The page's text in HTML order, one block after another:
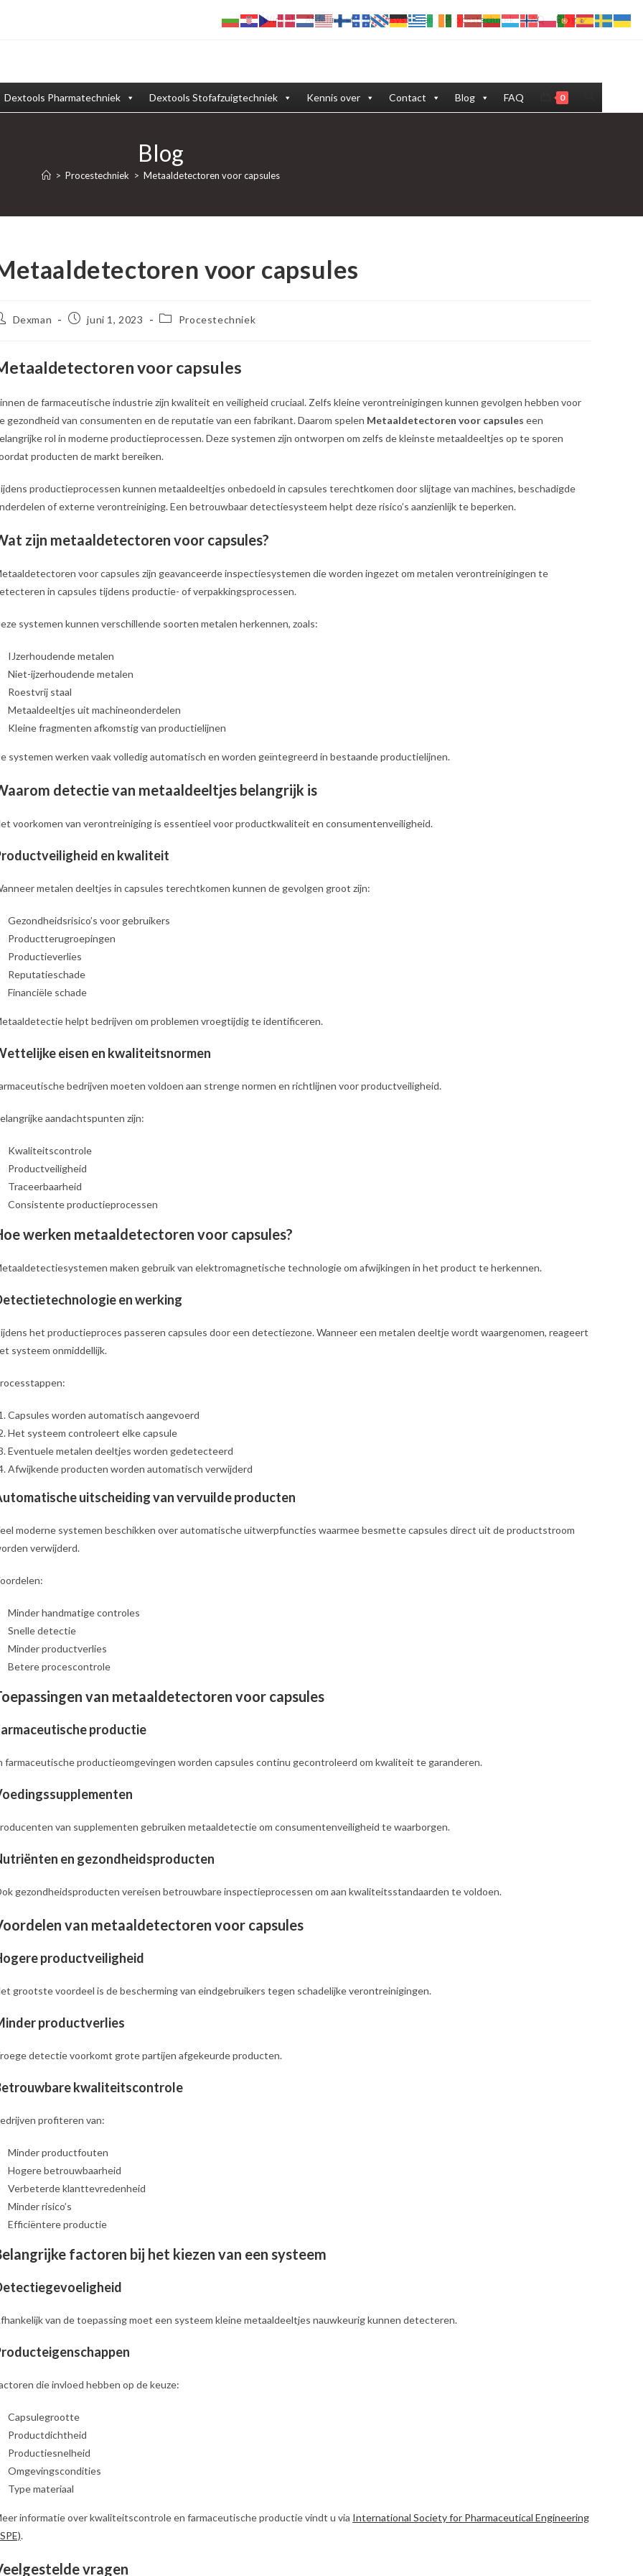
Winkel Afdeling stofafzuigsystemen Procestechniek FAQ Blog
Dextools Pharmatechniek Dextools Stofafzuigtechniek Kennis over Contact Blog FAQ 0
Blog
> Procestechniek > Metaaldetectoren voor capsules
voor capsules
Dexman
Berichtjuni 1, 2023 Berichtcategorie:
Procestechniek
voor capsules
de farmaceutische industrie zijn kwaliteit en veiligheid cruciaal. Zelfs kleine verontreinigingen kunnen gevolgen hebben voor
gezondheid van consumenten en de reputatie van een fabrikant. Daarom spelen Metaaldetectoren voor capsules een
rol in moderne productieprocessen. Deze systemen zijn ontworpen om zelfs de kleinste metaaldeeltjes op te sporen
producten de markt bereiken.
productieprocessen kunnen metaaldeeltjes onbedoeld in capsules terechtkomen door slijtage van machines, beschadigde
of externe verontreiniging. Een betrouwbaar detectiesysteem helpt deze risico’s aanzienlijk te beperken.
zijn metaaldetectoren voor capsules?
voor capsules zijn geavanceerde inspectiesystemen die worden ingezet om metalen verontreinigingen te
in capsules tijdens productie- of verpakkingsprocessen.
systemen kunnen verschillende soorten metalen herkennen, zoals:
IJzerhoudende metalen
Niet-ijzerhoudende metalen
Roestvrij staal
Metaaldeeltjes uit machineonderdelen
Kleine fragmenten afkomstig van productielijnen
systemen werken vaak volledig automatisch en worden geïntegreerd in bestaande productielijnen.
detectie van metaaldeeltjes belangrijk is
voorkomen van verontreiniging is essentieel voor productkwaliteit en consumentenveiligheid.
en kwaliteit
metalen deeltjes in capsules terechtkomen kunnen de gevolgen groot zijn:
Gezondheidsrisico’s voor gebruikers
Productterugroepingen
Productieverlies
Reputatieschade
Financiële schade
helpt bedrijven om problemen vroegtijdig te identificeren.
eisen en kwaliteitsnormen
bedrijven moeten voldoen aan strenge normen en richtlijnen voor productveiligheid.
aandachtspunten zijn:
Kwaliteitscontrole
Productveiligheid
Traceerbaarheid
Consistente productieprocessen
werken metaaldetectoren voor capsules?
maken gebruik van elektromagnetische technologie om afwijkingen in het product te herkennen.
en werking
het productieproces passeren capsules door een detectiezone. Wanneer een metalen deeltje wordt waargenomen, reageert
systeem onmiddellijk.
Capsules worden automatisch aangevoerd
Het systeem controleert elke capsule
Eventuele metalen deeltjes worden gedetecteerd
Afwijkende producten worden automatisch verwijderd
uitscheiding van vervuilde producten
moderne systemen beschikken over automatische uitwerpfuncties waarmee besmette capsules direct uit de productstroom
verwijderd.
Minder handmatige controles
Snelle detectie
Minder productverlies
Betere procescontrole
van metaaldetectoren voor capsules
productie
farmaceutische productieomgevingen worden capsules continu gecontroleerd om kwaliteit te garanderen.
van supplementen gebruiken metaaldetectie om consumentenveiligheid te waarborgen.
en gezondheidsproducten
gezondheidsproducten vereisen betrouwbare inspectieprocessen om aan kwaliteitsstandaarden te voldoen.
van metaaldetectoren voor capsules
productveiligheid
grootste voordeel is de bescherming van eindgebruikers tegen schadelijke verontreinigingen.
productverlies
detectie voorkomt grote partijen afgekeurde producten.
kwaliteitscontrole
profiteren van:
Minder productfouten
Hogere betrouwbaarheid
Verbeterde klanttevredenheid
Minder risico’s
Efficiëntere productie
factoren bij het kiezen van een systeem
van de toepassing moet een systeem kleine metaaldeeltjes nauwkeurig kunnen detecteren.
die invloed hebben op de keuze:
Capsulegrootte
Productdichtheid
Productiesnelheid
Omgevingscondities
Type materiaal
informatie over kwaliteitscontrole en farmaceutische productie vindt u via International Society for Pharmaceutical Engineering
.
vragen